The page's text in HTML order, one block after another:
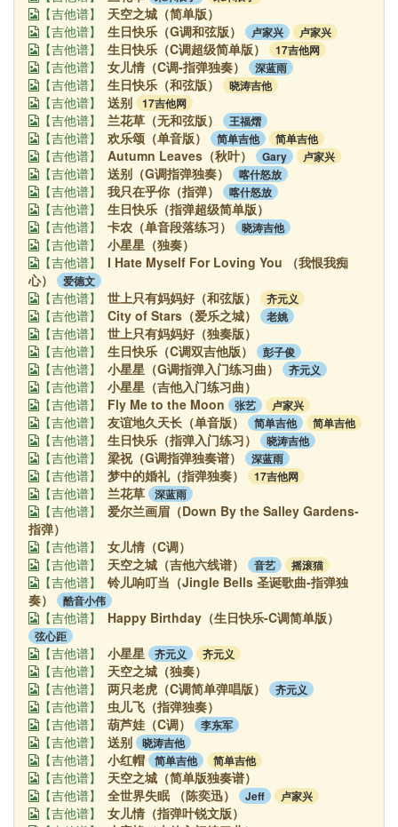
【吉他谱】 天空之城（简单版）
【吉他谱】 生日快乐（G调和弦版） 卢家兴 卢家兴
【吉他谱】 生日快乐（C调超级简单版） 17吉他网
【吉他谱】 女儿情（C调-指弹独奏） 深蓝雨
【吉他谱】 生日快乐（和弦版） 晓涛吉他
【吉他谱】 送别 17吉他网
【吉他谱】 兰花草（无和弦版） 王福熠
【吉他谱】 欢乐颂（单音版） 简单吉他 简单吉他
【吉他谱】 Autumn Leaves（秋叶） Gary 卢家兴
【吉他谱】 送别（G调指弹独奏） 喀什怒放
【吉他谱】 我只在乎你（指弹） 喀什怒放
【吉他谱】 生日快乐（指弹超级简单版）
【吉他谱】 卡农（单音段落练习） 晓涛吉他
【吉他谱】 小星星（独奏）
【吉他谱】
I Hate Myself For Loving You （我恨我痴
心）
爱德文
【吉他谱】 世上只有妈妈好（和弦版） 齐元义
【吉他谱】 City of Stars（爱乐之城） 老姚
【吉他谱】 世上只有妈妈好（独奏版）
【吉他谱】 生日快乐（C调双吉他版） 彭子俊
【吉他谱】 小星星（G调指弹入门练习曲） 齐元义
【吉他谱】 小星星（吉他入门练习曲）
【吉他谱】 Fly Me to the Moon 张艺 卢家兴
【吉他谱】 友谊地久天长（单音版） 简单吉他 简单吉他
【吉他谱】 生日快乐（指弹入门练习） 晓涛吉他
【吉他谱】 梁祝（G调指弹独奏谱） 深蓝雨
【吉他谱】 梦中的婚礼（指弹独奏） 17吉他网
【吉他谱】 兰花草 深蓝雨
【吉他谱】
爱尔兰画眉（Down By the Salley Gardens-
指弹）
【吉他谱】 女儿情（C调）
【吉他谱】 天空之城（吉他六线谱） 音艺 摇滚猫
【吉他谱】
铃儿响叮当（Jingle Bells 圣诞歌曲-指弹独
奏）
酷音小伟
【吉他谱】 Happy Birthday（生日快乐-C调简单版）
弦心距
【吉他谱】 小星星 齐元义 齐元义
【吉他谱】 天空之城（独奏）
【吉他谱】 两只老虎（C调简单弹唱版） 齐元义
【吉他谱】 虫儿飞（指弹独奏）
【吉他谱】 葫芦娃（C调） 李东军
【吉他谱】 送别 晓涛吉他
【吉他谱】 小红帽 简单吉他 简单吉他
【吉他谱】 天空之城（简单版独奏谱）
【吉他谱】 全世界失眠 （陈奕迅） Jeff 卢家兴
【吉他谱】 女儿情（指弹叶锐文版）